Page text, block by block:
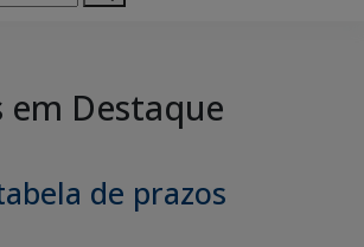
em Destaque
de prazos